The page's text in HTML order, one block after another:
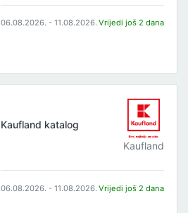
06.08.2026. - 11.08.2026. Vrijedi još 2 dana
Kaufland katalog
Kaufland
06.08.2026. - 11.08.2026. Vrijedi još 2 dana